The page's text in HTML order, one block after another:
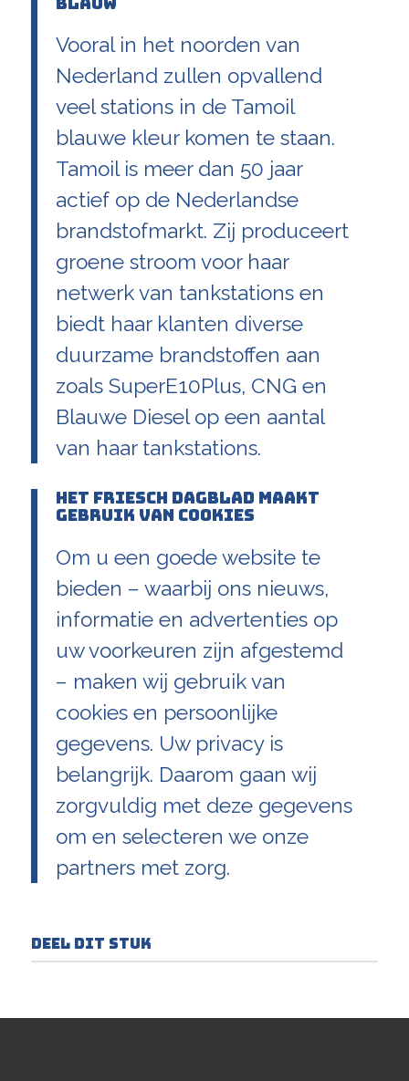
Vooral in het noorden van
Nederland zullen opvallend
veel stations in de Tamoil
blauwe kleur komen te staan.
Tamoil is meer dan 50 jaar
actief op de Nederlandse
brandstofmarkt. Zij produceert
groene stroom voor haar
netwerk van tankstations en
biedt haar klanten diverse
duurzame brandstoffen aan
zoals SuperE10Plus, CNG en
Blauwe Diesel op een aantal
van haar tankstations.
Het Friesch Dagblad maakt
gebruik van cookies
Om u een goede website te
bieden – waarbij ons nieuws,
informatie en advertenties op
uw voorkeuren zijn afgestemd
– maken wij gebruik van
cookies en persoonlijke
gegevens. Uw privacy is
belangrijk. Daarom gaan wij
zorgvuldig met deze gegevens
om en selecteren we onze
partners met zorg.
Deel dit stuk